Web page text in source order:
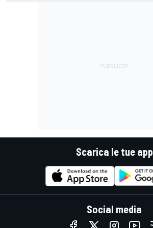
Scarica le tue app
Social media